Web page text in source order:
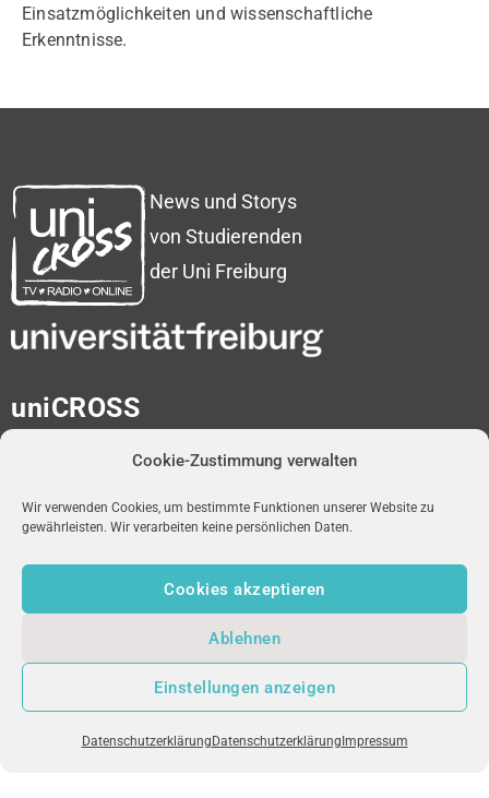
Cookie-Zustimmung verwalten
Wir verwenden Cookies, um bestimmte Funktionen unserer Website zu
gewährleisten. Wir verarbeiten keine persönlichen Daten.
Cookies akzeptieren
Ablehnen
Einstellungen anzeigen
Datenschutzerklärung Datenschutzerklärung Impressum
Einsatzmöglichkeiten und wissenschaftliche
Erkenntnisse.
News und Storys
von Studierenden
der Uni Freiburg
uniCROSS
Albert-Ludwigs-Universität
UniversitätsbibliothekMedienzentrum
Platz der Universität 2
redaktion-unicross[at]ub.uni-freiburg.de